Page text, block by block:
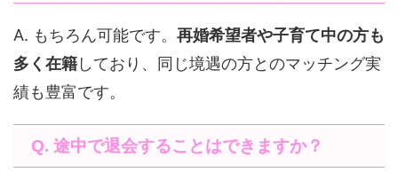
A. もちろん可能です。 再婚希望者や子育て中の方も
多く在籍しており、同じ境遇の方とのマッチング実
績も豊富です。
Q. 途中で退会することはできますか？